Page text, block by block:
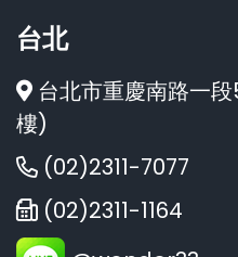
台北
台北市重慶南路一
樓)
(02)2311-7077
(02)2311-1164